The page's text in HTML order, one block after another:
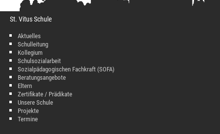
St. Vitus Schule
Aktuelles
Schulleitung
Kollegium
Schulsozialarbeit
Sozialpädagogischen Fachkraft (SOFA)
Beratungsangebote
Eltern
Zertifikate / Prädikate
Unsere Schule
Projekte
Termine